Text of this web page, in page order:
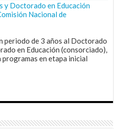
y Doctorado en Educación
Nacional de
periodo de 3 años al Doctorado
en Educación (consorciado),
en etapa inicial